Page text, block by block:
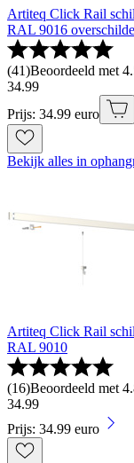
Artiteq Click Rail
RAL 9016
(41)Beoordeeld met
34.99
Prijs: 34.99 euro
Bekijk alles in
Artiteq Click Rail
RAL 9010
(16)Beoordeeld met
34.99
Prijs: 34.99 euro